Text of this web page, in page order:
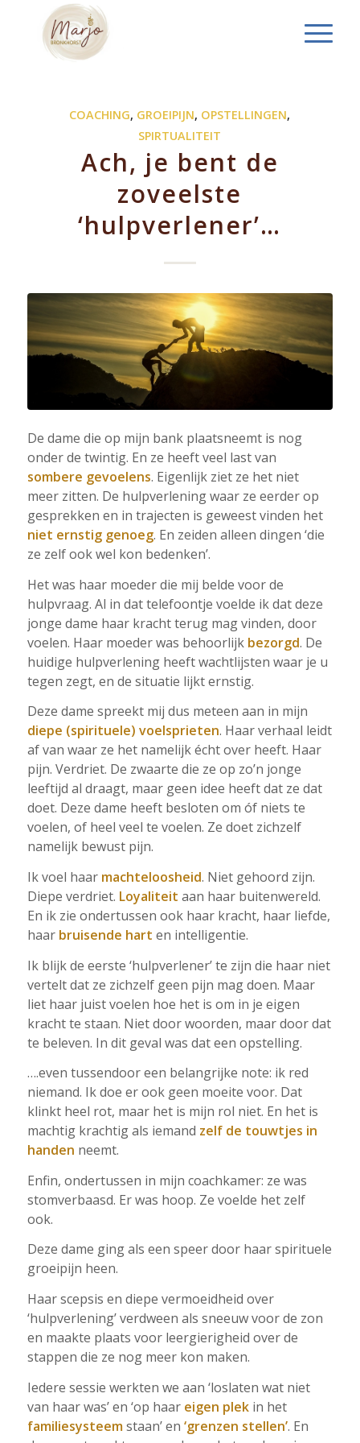
COACHING, GROEIPIJN, OPSTELLINGEN,
SPIRTUALITEIT
Ach, je bent de
zoveelste
‘hulpverlener’…
De dame die op mijn bank plaatsneemt is nog
onder de twintig. En ze heeft veel last van
sombere gevoelens. Eigenlijk ziet ze het niet
meer zitten. De hulpverlening waar ze eerder op
gesprekken en in trajecten is geweest vinden het
niet ernstig genoeg. En zeiden alleen dingen ‘die
ze zelf ook wel kon bedenken’.
Het was haar moeder die mij belde voor de
hulpvraag. Al in dat telefoontje voelde ik dat deze
jonge dame haar kracht terug mag vinden, door
voelen. Haar moeder was behoorlijk bezorgd. De
huidige hulpverlening heeft wachtlijsten waar je u
tegen zegt, en de situatie lijkt ernstig.
Deze dame spreekt mij dus meteen aan in mijn
diepe (spirituele) voelsprieten. Haar verhaal leidt
af van waar ze het namelijk écht over heeft. Haar
pijn. Verdriet. De zwaarte die ze op zo’n jonge
leeftijd al draagt, maar geen idee heeft dat ze dat
doet. Deze dame heeft besloten om óf niets te
voelen, of heel veel te voelen. Ze doet zichzelf
namelijk bewust pijn.
Ik voel haar machteloosheid. Niet gehoord zijn.
Diepe verdriet. Loyaliteit aan haar buitenwereld.
En ik zie ondertussen ook haar kracht, haar liefde,
haar bruisende hart en intelligentie.
Ik blijk de eerste ‘hulpverlener’ te zijn die haar niet
vertelt dat ze zichzelf geen pijn mag doen. Maar
liet haar juist voelen hoe het is om in je eigen
kracht te staan. Niet door woorden, maar door dat
te beleven. In dit geval was dat een opstelling.
….even tussendoor een belangrijke note: ik red
niemand. Ik doe er ook geen moeite voor. Dat
klinkt heel rot, maar het is mijn rol niet. En het is
machtig krachtig als iemand zelf de touwtjes in
handen neemt.
Enfin, ondertussen in mijn coachkamer: ze was
stomverbaasd. Er was hoop. Ze voelde het zelf
ook.
Deze dame ging als een speer door haar spirituele
groeipijn heen.
Haar scepsis en diepe vermoeidheid over
‘hulpverlening’ verdween als sneeuw voor de zon
en maakte plaats voor leergierigheid over de
stappen die ze nog meer kon maken.
Iedere sessie werkten we aan ‘loslaten wat niet
van haar was’ en ‘op haar eigen plekin het
familiesysteemstaan’ en ‘grenzen stellen’. En